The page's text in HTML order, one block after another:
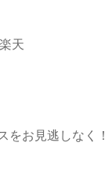
天
をお見逃しなく！